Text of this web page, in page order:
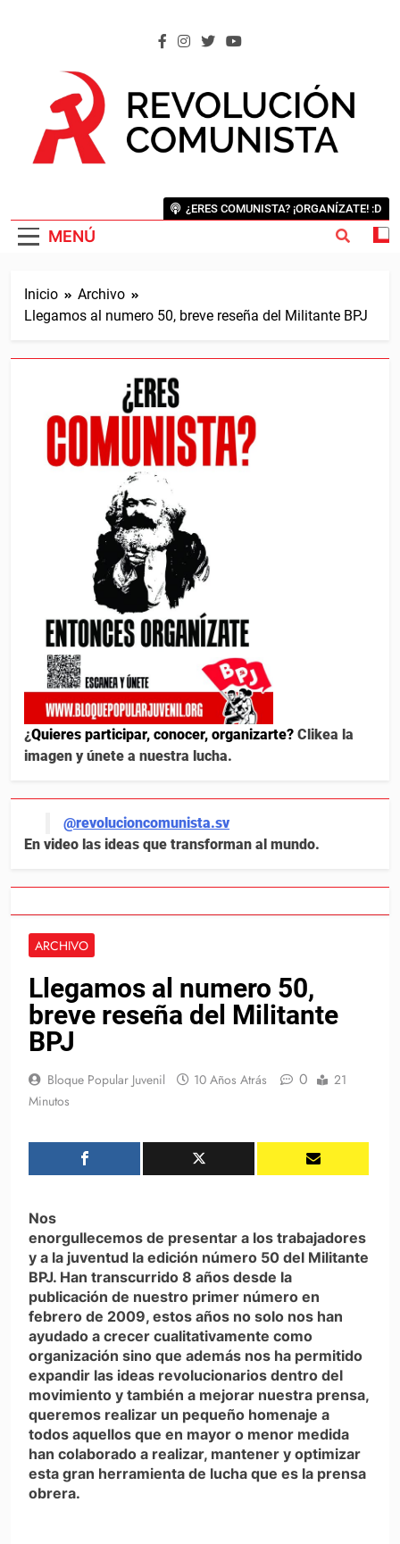
MENÚ
¿ERES COMUNISTA? ¡ORGANÍZATE! :D
Inicio
Archivo
Llegamos al numero 50, breve reseña del Militante BPJ
ARCHIVO
Llegamos al numero 50,
breve reseña del Militante
BPJ
Bloque Popular Juvenil 10 Años Atrás 0
21
Minutos
Nos
enorgullecemos de presentar a los trabajadores
y a la juventud la edición número 50 del Militante
BPJ. Han transcurrido 8 años desde la
publicación de nuestro primer número en
febrero de 2009, estos años no solo nos han
ayudado a crecer cualitativamente como
organización sino que además nos ha permitido
expandir las ideas revolucionarios dentro del
movimiento y también a mejorar nuestra prensa,
queremos realizar un pequeño homenaje a
todos aquellos que en mayor o menor medida
han colaborado a realizar, mantener y optimizar
esta gran herramienta de lucha que es la prensa
obrera.
¿Quieres participar, conocer, organizarte? Clikea la
imagen y únete a nuestra lucha.
@revolucioncomunista.sv
En video las ideas que transforman al mundo.